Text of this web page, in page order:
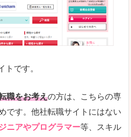
もよりますが、給与額に幅があります。
種の平均時給がすぐにわかるので、給
転職サイトにはない日払いや週払いと
続々とアップされるので、転職を急い
トです。
職をお考えの方は、こちらの専
です。他社転職サイトにはない
ニアやプログラマー等、スキル